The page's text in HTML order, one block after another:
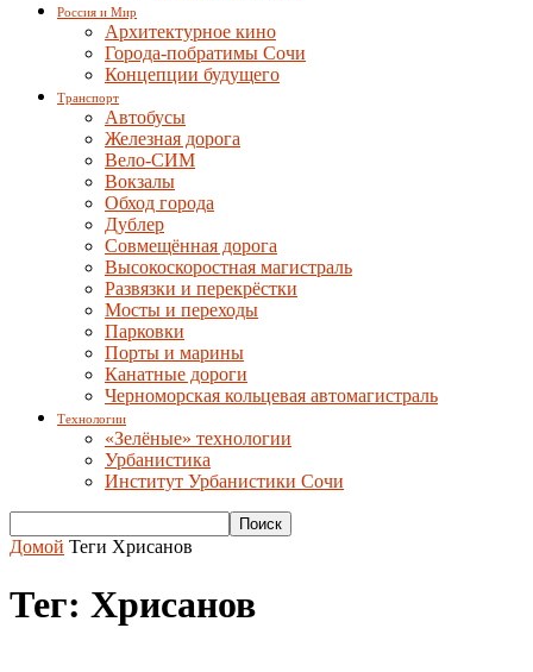
Россия и Мир
Архитектурное кино
Города-побратимы Сочи
Концепции будущего
Транспорт
Автобусы
Железная дорога
Вело-СИМ
Вокзалы
Обход города
Дублер
Совмещённая дорога
Высокоскоростная магистраль
Развязки и перекрёстки
Мосты и переходы
Парковки
Порты и марины
Канатные дороги
Черноморская кольцевая автомагистраль
Технологии
«Зелёные» технологии
Урбанистика
Институт Урбанистики Сочи
Домой Теги Хрисанов
Тег: Хрисанов